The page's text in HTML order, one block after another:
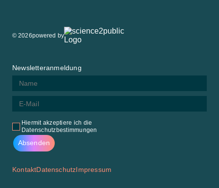
KontaktDatenschutzImpressum
Newsletteranmeldung
Hiermit akzeptiere ich die
Datenschutzbestimmungen
© 2026powered by